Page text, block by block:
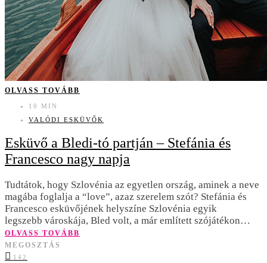
OLVASS TOVÁBB
10 MIN
VALÓDI ESKÜVŐK
Esküvő a Bledi-tó partján – Stefánia és
Francesco nagy napja
Tudtátok, hogy Szlovénia az egyetlen ország, aminek a neve
magába foglalja a “love”, azaz szerelem szót? Stefánia és
Francesco esküvőjének helyszíne Szlovénia egyik
legszebb városkája, Bled volt, a már említett szójátékon…
OLVASS TOVÁBB
MEGOSZTÁS
142